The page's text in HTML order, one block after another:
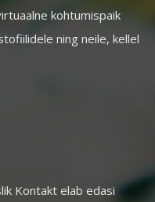
kohtumispaik
ning neile, kellel
Kontakt elab edasi